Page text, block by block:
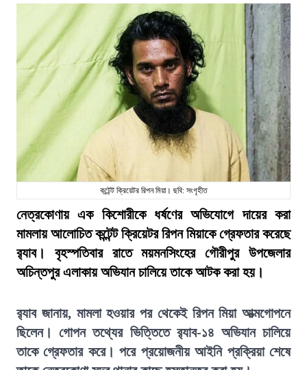
কন্টেন্ট ক্রিয়েটর রিপন মিয়া। ছবি: সংগৃহীত
নেত্রকোণায় এক কিশোরীকে ধর্ষণের অভিযোগে দায়ের করা
মামলায় আলোচিত কন্টেন্ট ক্রিয়েটর রিপন মিয়াকে গ্রেফতার করেছে
র‍্যাব। বৃহস্পতিবার রাতে ময়মনসিংহের গৌরীপুর উপজেলার
অচিন্তপুর এলাকায় অভিযান চালিয়ে তাকে আটক করা হয়।
র‍্যাব জানায়, মামলা হওয়ার পর থেকেই রিপন মিয়া আত্মগোপনে
ছিলেন। গোপন তথ্যের ভিত্তিতে র‍্যাব-১৪ অভিযান চালিয়ে
তাকে গ্রেফতার করে। পরে প্রয়োজনীয় আইনি প্রক্রিয়া শেষে